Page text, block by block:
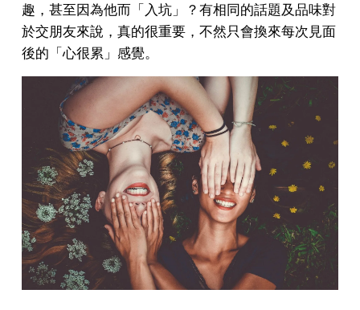
趣，甚至因為他而「入坑」？有相同的話題及品味對
於交朋友來說，真的很重要，不然只會換來每次見面
後的「心很累」感覺。